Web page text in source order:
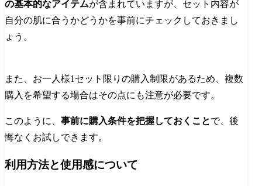
の基本的なアイテムが含まれていますが、セット内容が
自分の肌に合うかどうかを事前にチェックしておきまし
ょう。
また、お一人様1セット限りの購入制限があるため、複数
購入を希望する場合はその点にも注意が必要です。
このように、 事前に購入条件を把握しておくことで、後
悔なくお試しできます。
利用方法と使用感について